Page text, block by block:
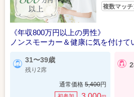
複数マッ
《年収800万円以上の男性》
ノンスモーカー＆健康に気を付けて
31〜39歳
残り2席
通常価格 5,400円